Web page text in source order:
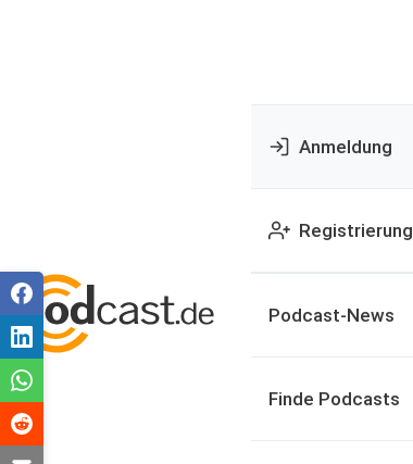
Anmeldung
Registrierung
Podcast-News
Finde Podcasts